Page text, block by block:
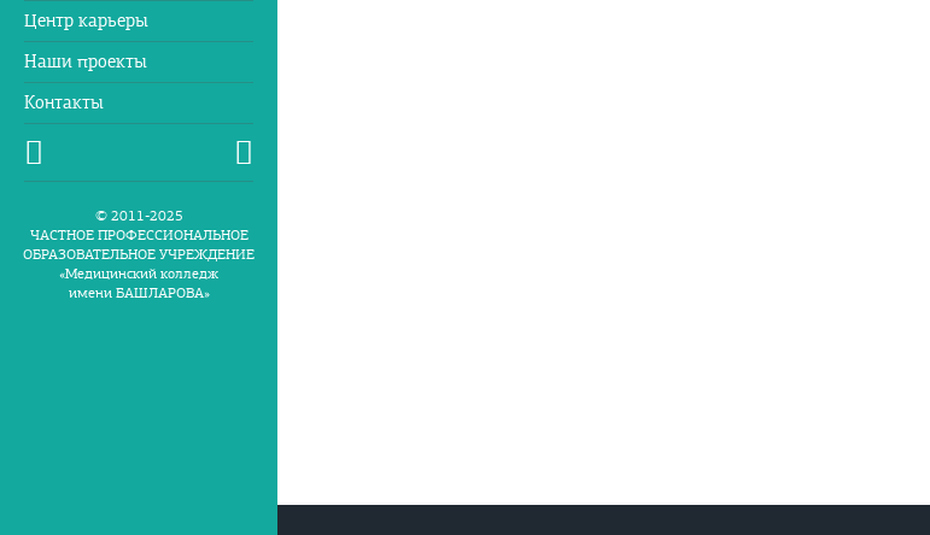
Центр карьеры
Наши проекты
Контакты
© 2011-2025
ЧАСТНОЕ ПРОФЕССИОНАЛЬНОЕ
ОБРАЗОВАТЕЛЬНОЕ УЧРЕЖДЕНИЕ
«Медицинский колледж
имени БАШЛАРОВА»